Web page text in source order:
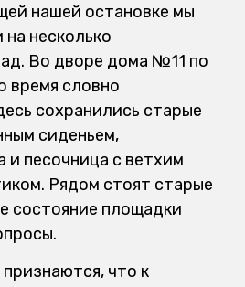
нашей остановке мы
несколько
Во дворе дома №11 по
время словно
сохранились старые
сиденьем,
и песочница с ветхим
Рядом стоят старые
состояние площадки
что к